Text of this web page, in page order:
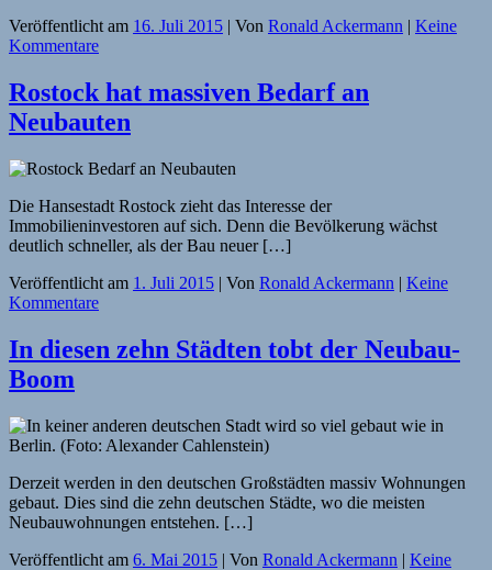
Veröffentlicht am 16. Juli 2015 | Von Ronald Ackermann
Keine
Kommentare
Rostock hat massiven Bedarf an
Neubauten
Die Hansestadt Rostock zieht das Interesse der
Immobilieninvestoren auf sich. Denn die Bevölkerung wächst
deutlich schneller, als der Bau neuer […]
Veröffentlicht am 1. Juli 2015 | Von Ronald Ackermann | Keine
Kommentare
In diesen zehn Städten tobt der Neubau-
Boom
Derzeit werden in den deutschen Großstädten massiv Wohnungen
gebaut. Dies sind die zehn deutschen Städte, wo die meisten
Neubauwohnungen entstehen. […]
Veröffentlicht am 6. Mai 2015 | Von Ronald Ackermann | Keine